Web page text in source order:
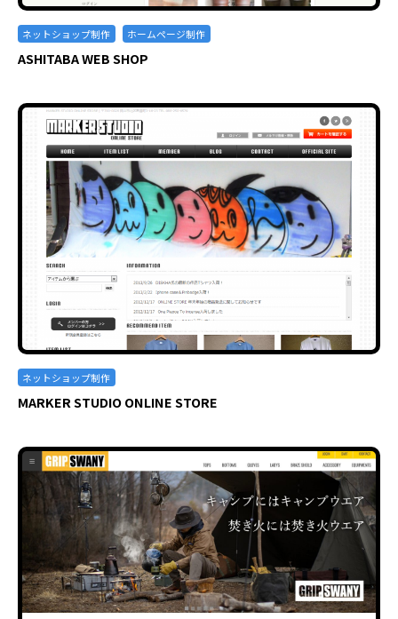
ネットショップ制作 ホームページ制作
ASHITABA WEB SHOP
ネットショップ制作
MARKER STUDIO ONLINE STORE